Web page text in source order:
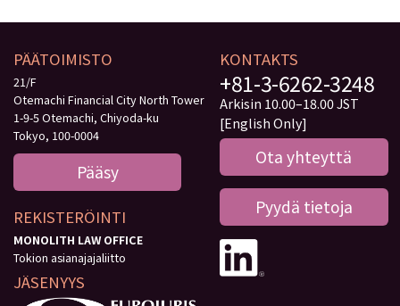
PÄÄTOIMISTO
21/F
Otemachi Financial City North Tower
1-9-5 Otemachi, Chiyoda-ku
Tokyo, 100-0004
Pääsy
REKISTERÖINTI
MONOLITH LAW OFFICE
Tokion asianajajaliitto
JÄSENYYS
KONTAKTS
+81-3-6262-3248
Arkisin 10.00–18.00 JST
[English Only]
Ota yhteyttä
Pyydä tietoja